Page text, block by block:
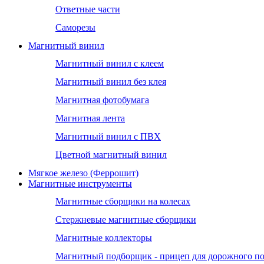
Ответные части
Саморезы
Магнитный винил
Магнитный винил с клеем
Магнитный винил без клея
Магнитная фотобумага
Магнитная лента
Магнитный винил с ПВХ
Цветной магнитный винил
Мягкое железо (Феррошит)
Магнитные инструменты
Магнитные сборщики на колесах
Стержневые магнитные сборщики
Магнитные коллекторы
Магнитный подборщик - прицеп для дорожного